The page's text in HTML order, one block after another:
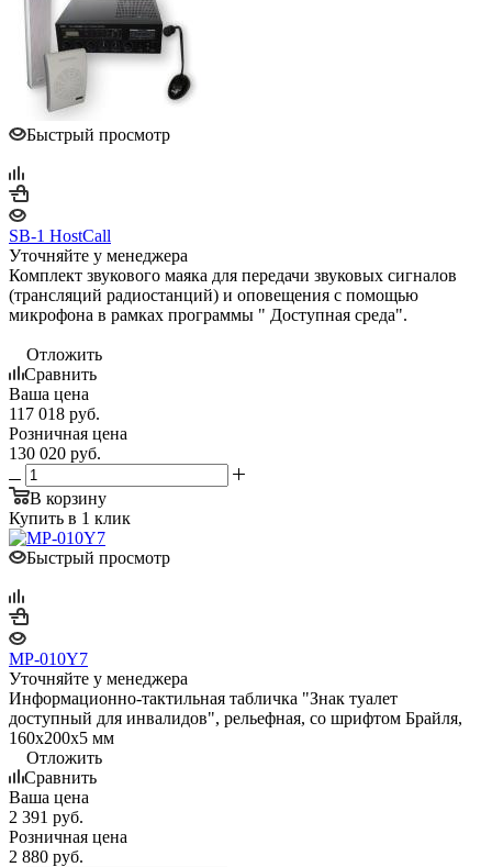
Быстрый просмотр
SB-1 HostCall
Уточняйте у менеджера
Комплект звукового маяка для передачи звуковых сигналов
(трансляций радиостанций) и оповещения с помощью
микрофона в рамках программы " Доступная среда".
Отложить
Сравнить
Ваша цена
117 018 руб.
Розничная цена
130 020 руб.
В корзину
Купить в 1 клик
Быстрый просмотр
MP-010Y7
Уточняйте у менеджера
Информационно-тактильная табличка "Знак туалет
доступный для инвалидов", рельефная, со шрифтом Брайля,
160х200х5 мм
Отложить
Сравнить
Ваша цена
2 391 руб.
Розничная цена
2 880 руб.